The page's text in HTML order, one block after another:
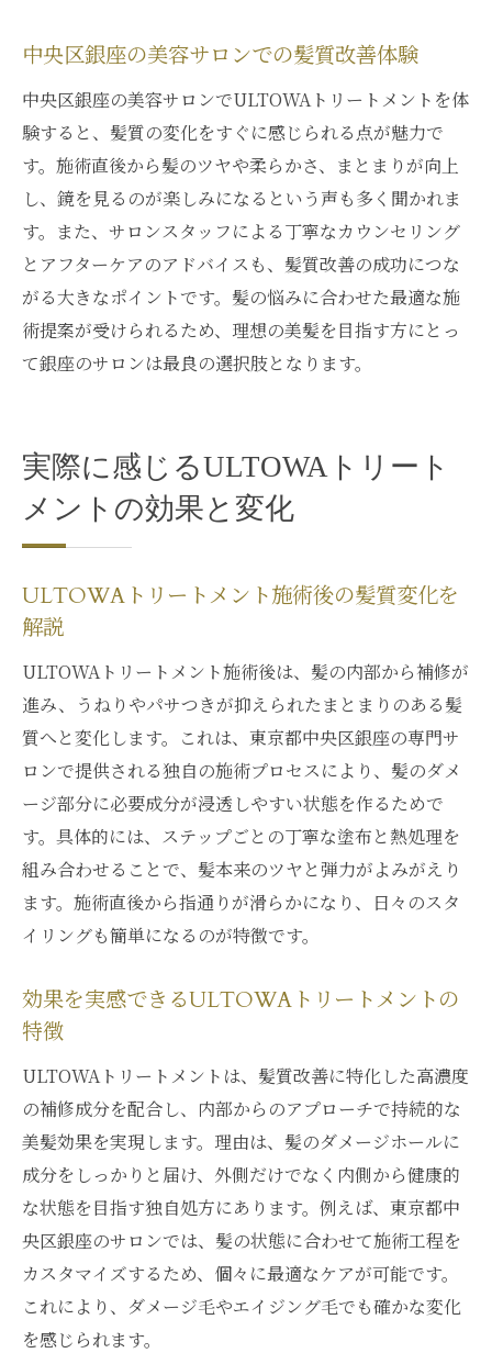
中央区銀座の美容サロンでの髪質改善体験
中央区銀座の美容サロンでULTOWAトリートメントを体
験すると、髪質の変化をすぐに感じられる点が魅力で
す。施術直後から髪のツヤや柔らかさ、まとまりが向上
し、鏡を見るのが楽しみになるという声も多く聞かれま
す。また、サロンスタッフによる丁寧なカウンセリング
とアフターケアのアドバイスも、髪質改善の成功につな
がる大きなポイントです。髪の悩みに合わせた最適な施
術提案が受けられるため、理想の美髪を目指す方にとっ
て銀座のサロンは最良の選択肢となります。
実際に感じるULTOWAトリート
メントの効果と変化
ULTOWAトリートメント施術後の髪質変化を
解説
ULTOWAトリートメント施術後は、髪の内部から補修が
進み、うねりやパサつきが抑えられたまとまりのある髪
質へと変化します。これは、東京都中央区銀座の専門サ
ロンで提供される独自の施術プロセスにより、髪のダメ
ージ部分に必要成分が浸透しやすい状態を作るためで
す。具体的には、ステップごとの丁寧な塗布と熱処理を
組み合わせることで、髪本来のツヤと弾力がよみがえり
ます。施術直後から指通りが滑らかになり、日々のスタ
イリングも簡単になるのが特徴です。
効果を実感できるULTOWAトリートメントの
特徴
ULTOWAトリートメントは、髪質改善に特化した高濃度
の補修成分を配合し、内部からのアプローチで持続的な
美髪効果を実現します。理由は、髪のダメージホールに
成分をしっかりと届け、外側だけでなく内側から健康的
な状態を目指す独自処方にあります。例えば、東京都中
央区銀座のサロンでは、髪の状態に合わせて施術工程を
カスタマイズするため、個々に最適なケアが可能です。
これにより、ダメージ毛やエイジング毛でも確かな変化
を感じられます。